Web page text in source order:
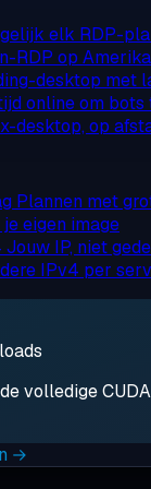
elk RDP-
RDP op
desktop met
online om bots
desktop, op
Plannen met
eigen image
Jouw IP, niet
IPv4 per
volledige
→